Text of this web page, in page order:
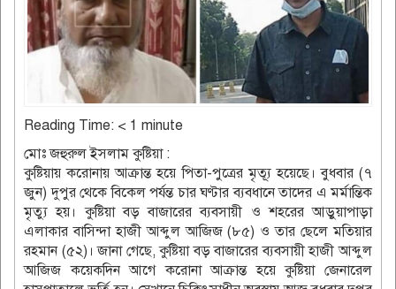
Reading Time: < 1 minute
মোঃ জহুরুল ইসলাম কুষ্টিয়া :
কুষ্টিয়ায় করোনায় আক্রান্ত হয়ে পিতা-পুত্রের মৃত্যূ হয়েছে। বুধবার (৭
জুন) দুপুর থেকে বিকেল পর্যন্ত চার ঘণ্টার ব্যবধানে তাদের এ মর্মান্তিক
মৃত্যু হয়। কুষ্টিয়া বড় বাজারের ব্যবসায়ী ও শহরের আড়ুয়াপাড়া
এলাকার বাসিন্দা হাজী আব্দুল আজিজ (৮৫) ও তার ছেলে মতিয়ার
রহমান (৫২)। জানা গেছে, কুষ্টিয়া বড় বাজারের ব্যবসায়ী হাজী আব্দুল
আজিজ কয়েকদিন আগে করোনা আক্রান্ত হয়ে কুষ্টিয়া জেনারেল